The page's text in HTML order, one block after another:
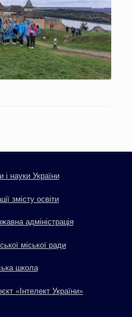
і науки України
змісту освіти
адміністрація
міської ради
школа
«Інтелект України»